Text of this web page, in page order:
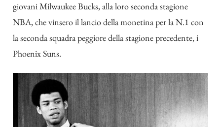
giovani Milwaukee Bucks, alla loro seconda stagione
NBA, che vinsero il lancio della monetina per la N.1 con
la seconda squadra peggiore della stagione precedente, i
Phoenix Suns.